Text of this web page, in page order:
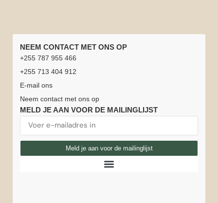
LINKS
Home
Safari-
ervaringen
Neem
contact
met
Vacatures
REIZEN
Tanzania
Safari
Beklim
Kilimanjaro
Serengeti
ballonsafari
Huwelijksreis
Tanzania +
Zanzibar
Tanzania
Zanzibar
PARKEN
Serengeti
nationaal
park
Nationaal
Park
Ngorongoro-
Arusha
nationaal
park
Nationaal
Park
Lake
Beste
Weer in
Tanzania
Safarivoertuigen
Safarichauffeurs
Reisverzekering
Zanzibar
NEEM CONTACT MET ONS OP
+255 787 955 466
+255 713 404 912
E-mail ons
Neem contact met ons op
MELD JE AAN VOOR DE MAILINGLIJST
Meld je aan voor de mailinglijst